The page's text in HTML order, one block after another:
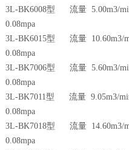
3L-BK6008型 流量 5.00m3/
0.08mpa
3L-BK6015型 流量 10.60m3/
0.08mpa
3L-BK7006型 流量 5.60m3/
0.08mpa
3L-BK7011型 流量 9.05m3/
0.08mpa
3L-BK7018型 流量 14.60m3/
0.08mpa